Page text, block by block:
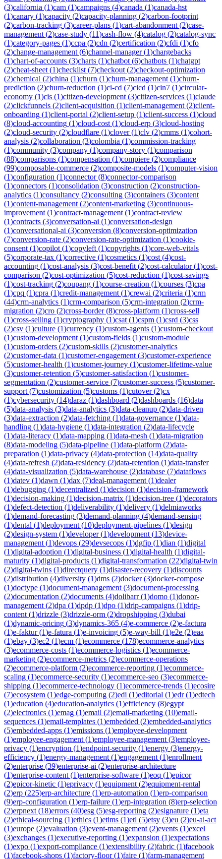
(3)california (1)cam (1)campaigns (4)canada (1)canada-hst
(1)canary (1)capacity (2)capacity-planning (2)carbon-footprint
(2)carbon-tracking (3)career-plans (1)cart-abandonment (2)case-
management (2)case-study (11)cash-flow (4)catalog (2)catalog-sync
(1)category-pages (1)ccpa (2)cdn (2)certification (2)cfdi (1)cfo
(2)change-management (6)channel-manager(1)chargebacks
(1)chart-of-accounts (3)charts (1)chatbot (6)chatbots (1)chatgpt
(2)cheat-sheet (1)checklist (7)checkout (2)checkout-optimization
(2)chemical (2)china (1)churn (1)churn-management (1)churn-
prediction (2)churn-reduction (1)ci-cd (7)cicd (1)cin7 (1)circular-
economy (1)cis (1)citizen-development (3)citizen-services (1)claude
(2)clickfunnels (2)client-acquisition (1)client-management (2)client-
onboarding (1)client-portal (2)client-setup (1)client-success (1)cloud
(8)cloud-accounting (1)cloud-cost (1)cloud-erp (3)cloud-hosting
(2)cloud-security (2)cloudflare (1)clover(1)clv (2)cmms (1)cohort-
analysis (2)collaboration (3)colombia (1)commission-tracking
(1)community (3)company (1)company-story (1)comparison
(88)comparisons (1)compensation (1)compiere (2)compliance
(99)composable-commerce (2)composite-models (1)computer-vision
(1)configuration (1)connector(8)connector-comparison
(1)connectors (1)consolidation (3)construction (2)construction-
analytics (1)consultancy (2)consulting (3)containers (3)content
(1)content-management (2)content-marketing (3)continuous-
improvement (1)contract-management (1)contract-review
(1)contracts (3)conversation-ai (1)conversation-design
(1)conversational-ai (3)conversion (8)conversion-optimization
(7)conversion-rate (2)conversion-rate-optimization (1)cookie-
consent (1)copilot (1)copyleft (1)copyrights (1)core-web-vitals
(5)corporate-tax (1)corrective (1)cosmetics (1)cost (4)cost-
accounting (1)cost-analysis (3)cost-benefit (2)cost-calculator(1)cost-
comparison (2)cost-optimization (5)cost-reduction (1)cost-savings
(1)cost-tracking (2)coupang (1)course-creation (1)courses (3)cpa
(1)cpq (1)cpra (1)credit-management (1)crewai (2)criteria (1)crm
(44)crm-analytics (1)crm-comparison (5)crm-integration (2)crm-
migration (2)cro (2)cross-border(8)cross-platform (1)cross-sell
(1)cross-selling (1)cryptography (1)csat (1)cspm (1)csrd (3)css
(2)csv (1)culture (1)currency (1)custom-agents (1)custom-checkout
(1)custom-development (1)custom-fields (1)custom-module
(1)custom-orders (2)custom-skills (2)customer-analytics
(2)customer-data (1)customer-engagement (3)customer-experience
(5)customer-health (1)customer-journey (1)customer-lifetime-value
(3)customer-retention (5)customer-satisfaction (1)customer-
segmentation (2)customer-service (7)customer-success (5)customer-
support (7)customization (5)customs (1)cutover(2)cx
(1)cybersecurity (14)daraz (1)dashboard (2)dashboards (16)data
(5)data-analysis (3)data-analytics (3)data-cleanup (2)data-driven
(3)data-extraction (2)data-fetching (1)data-governance (1)data-
handling (1)data-hygiene (1)data-integration (2)data-lifecycle
(1)data-literacy (1)data-mapping (1)data-mesh (1)data-migration
(8)data-modeling (5)data-pipeline (1)data-platform (2)data-
preparation (1)data-privacy (4)data-protection (14)data-quality
(4)data-refresh (2)data-residency (2)data-retention (1)data-transfer
(4)data-visualization (5)data-warehouse (2)database (7)dataflows
(1)datev (1)dawn (1)dax (7)deal-management (1)dealer
(1)debugging (1)decentralized (1)decision (1)decision-framework
(1)decision-making (1)decision-matrix (1)decision-tree (1)decorators
(1)defect-detection (1)deliverability (1)delivery (1)delmiaworks
(1)demand-forecasting (3)demand-planning (4)demand-sensing
(1)dental (1)deployment (10)deployment-pipelines (1)design
(2)design-system (1)developer(1)development (13)device-
management (1)devops (29)devsecops (1)dgfip (1)dian (1)digital
(1)digital-adoption (1)digital-business (1)digital-health (1)digital-
maturity (1)digital-products (1)digital-transformation (22)digital-twin
(2)digital-twins (1)directquery (1)disaster-recovery (1)discounts
(2)distribution (4)diversity (1)dms (2)docker(3)docker-compose
(1)doctype (1)document-management (3)document-processing
(2)documentation (2)documents (4)dolibarr(1)domo (1)donor-
management (2)dpa (1)dpdp (1)dpo (1)drip-campaigns (1)drip-
content (1)drizzle (3)drizzle-orm (2)dropshipping (3)dubai
(1)dynamic-pricing (3)dynamics-365 (4)e-commerce (2)e-factura
(1)e-faktur(1)e-fatura (1)e-invoicing (5)e-way-bill (1)e2e (2)eaa
(1)ebay (3)ec2 (1)ecm (1)ecommerce (178)ecommerce-analytics
(3)ecommerce-costs (1)ecommerce-logistics (1)ecommerce-
marketing (2)ecommerce-metrics (2)ecommerce-operations
(2)ecommerce-platform (2)ecommerce-reporting (1)ecommerce-
scaling (1)ecommerce-security (1)ecommerce-seo (3)ecommerce-
shipping (1)ecommerce-technology (1)ecommerce-trends (1)ecosire
(7)ecosystem (1)edge-computing (2)edi (1)editorial (1)edr(1)edtech
(1)education (4)education-analytics (1)efficiency (8)egypt
(2)electronics (1)emag (1)email (2)email-marketing (10)email-
sequences (1)email-templates (1)embedded (2)embedded-analytics
(5)embedded-apps (1)emissions (1)employee-development
(1)employee-engagement (1)employee-management (3)employee-
privacy (1)encryption (1)endpoint-security (1)energy (3)energy-
efficiency (1)energy-management (1)engagement (1)enrollment
(2)enterprise (39)enterprise-ai (2)enterprise-architecture
(1)enterprise-content (1)enterprise-software (1)eoq (1)epicor
(2)epicor-kinetic (1)eprivacy (1)equipment (2)equipment-rental
(2)erp (225)erp-architecture (1)erp-automation (1)erp-comparison
(9)erp-configuration (1)erp-failure (1)erp-integration (8)erp-selection
(2)erpnext (18)errors (40)esg (5)esg-reporting (2)esignature (1)eta
(2)ethical-sourcing (1)ethics (1)etims (1)etl (5)etsy (3)eu (2)eu-ai-act
(1)europe (2)evaluation (3)event-management (2)events (1)excel
(3)exchanges (1)executive-reporting (1)expansion (1)expectations
(1)expo (1)export-compliance (1)extensibility (2)fabric (1)facebook
(1)facebook-shops (1)factory-floor(1)faire (1)farm-management